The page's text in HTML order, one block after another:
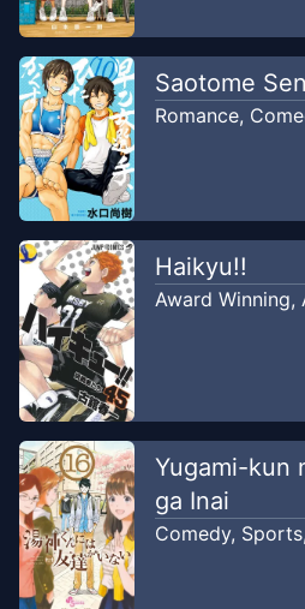
Saotome
Romance,
Haikyu!!
Award Winning,
Yugami-kun
ga Inai
Comedy, Sports,